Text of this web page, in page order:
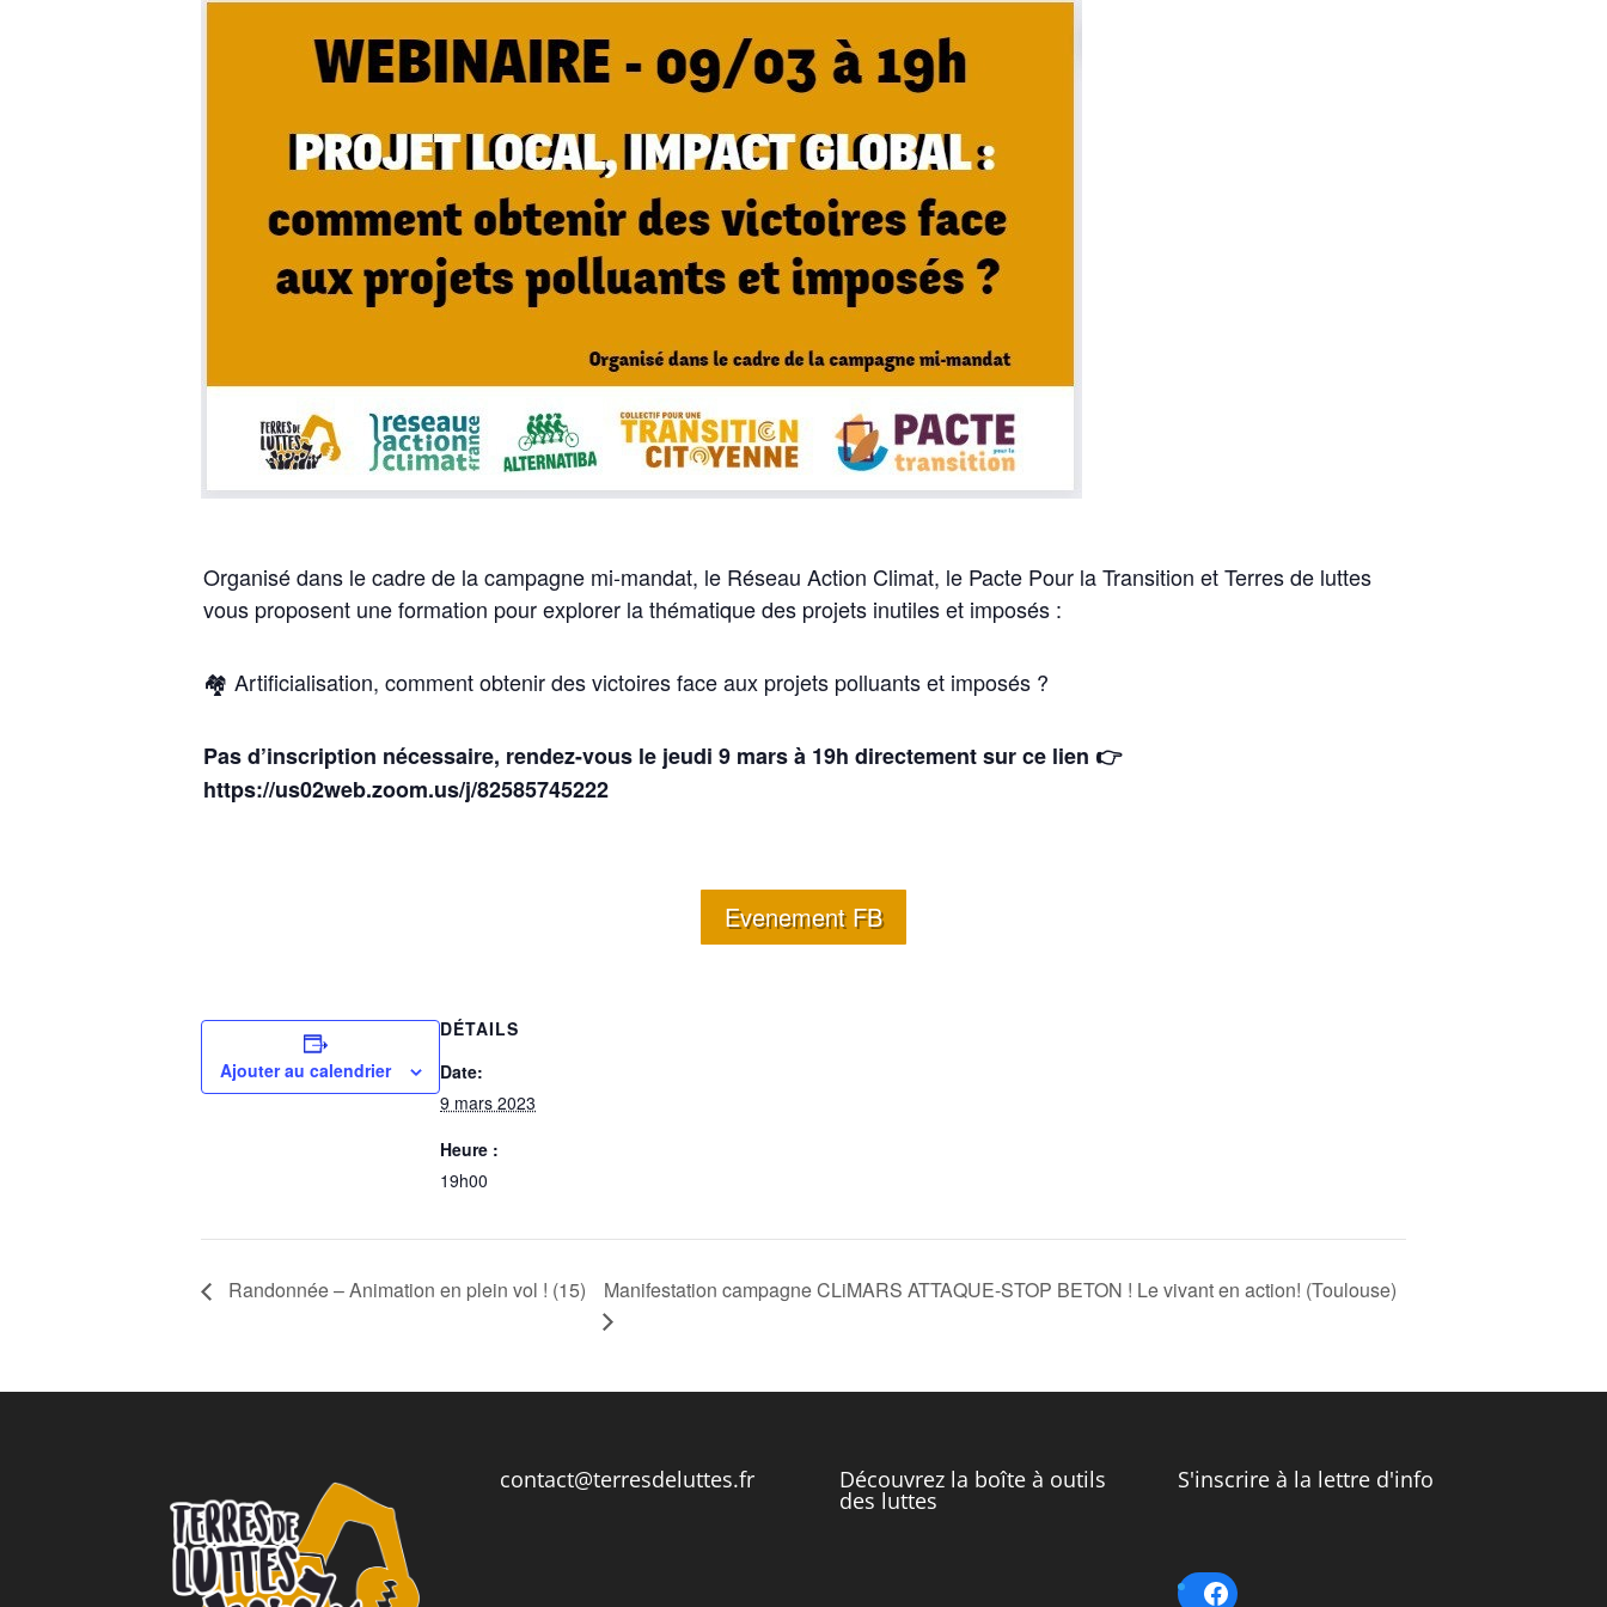
Organisé dans le cadre de la campagne mi-mandat, le Réseau Action Climat, le Pacte Pour la Transition et Terres de luttes
vous proposent une formation pour explorer la thématique des projets inutiles et imposés :
🏘️ Artificialisation, comment obtenir des victoires face aux projets polluants et imposés ?
Pas d’inscription nécessaire, rendez-vous le jeudi 9 mars à 19h directement sur ce lien 👉
https://us02web.zoom.us/j/82585745222
Evenement FB
Ajouter au calendrier
DÉTAILS
Date:
9 mars 2023
Heure :
19h00
Randonnée – Animation en plein vol ! (15) Manifestation campagne CLiMARS ATTAQUE-STOP BETON ! Le vivant en action! (Toulouse)
contact@terresdeluttes.fr Découvrez la boîte à outils
des luttes
S'inscrire à la lettre d'info
Facebook